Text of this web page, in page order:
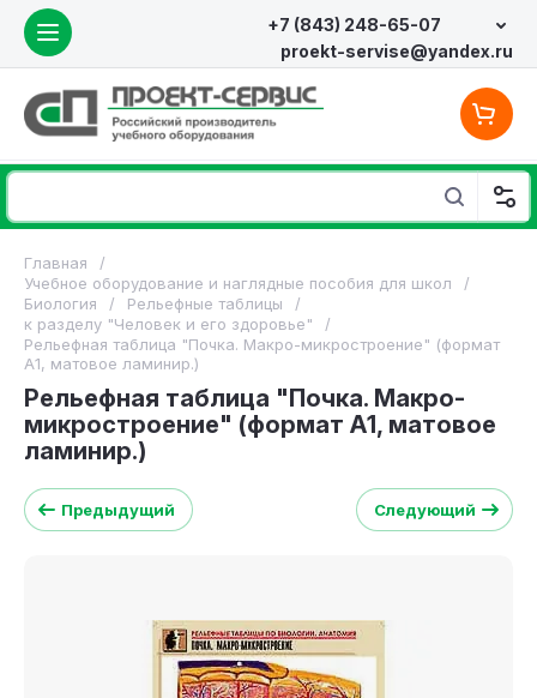
+7 (843) 248-65-07
proekt-servise@yandex.ru
Главная
/
Учебное оборудование и наглядные пособия для школ
/
Биология
/ Рельефные таблицы
/
к разделу "Человек и его здоровье"
/
Рельефная таблица "Почка. Макро-микростроение" (формат
А1, матовое ламинир.)
Рельефная таблица "Почка. Макро-
микростроение" (формат А1, матовое
ламинир.)
Предыдущий Следующий